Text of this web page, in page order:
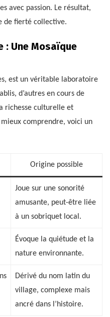
avec passion. Le résultat,
de fierté collective.
: Une Mosaïque
est un véritable laboratoire
d’autres en cours de
richesse culturelle et
comprendre, voici un
Origine possible
Joue sur une sonorité
amusante, peut-être liée
à un sobriquet local.
Évoque la quiétude et la
nature environnante.
Dérivé du nom latin du
village, complexe mais
ancré dans l’histoire.